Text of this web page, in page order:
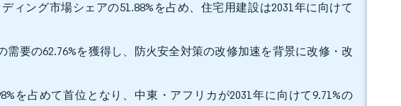
ィング市場シェアの51.88%を占め、住宅用建設は2031年に向けて
要の62.76%を獲得し、防火安全対策の改修加速を背景に改修・改
を占めて首位となり、中東・アフリカが2031年に向けて9.71%の